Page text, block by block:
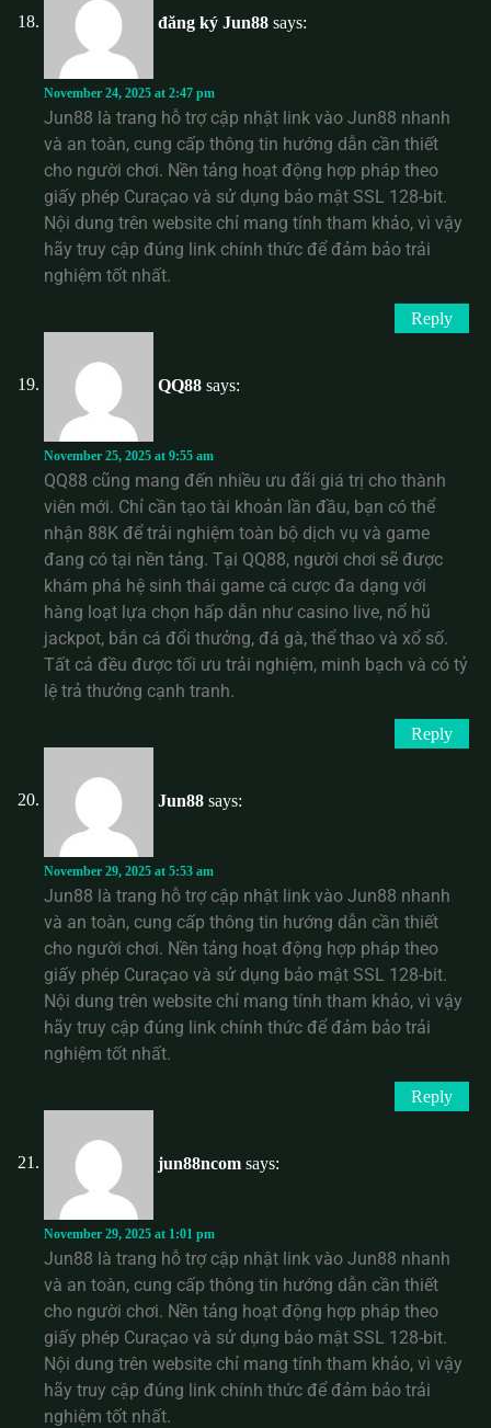
đăng ký Jun88 says:
November 24, 2025 at 2:47 pm
Jun88 là trang hỗ trợ cập nhật link vào Jun88 nhanh
và an toàn, cung cấp thông tin hướng dẫn cần thiết
cho người chơi. Nền tảng hoạt động hợp pháp theo
giấy phép Curaçao và sử dụng bảo mật SSL 128-bit.
Nội dung trên website chỉ mang tính tham khảo, vì vậy
hãy truy cập đúng link chính thức để đảm bảo trải
nghiệm tốt nhất.
Reply
QQ88 says:
November 25, 2025 at 9:55 am
QQ88 cũng mang đến nhiều ưu đãi giá trị cho thành
viên mới. Chỉ cần tạo tài khoản lần đầu, bạn có thể
nhận 88K để trải nghiệm toàn bộ dịch vụ và game
đang có tại nền tảng. Tại QQ88, người chơi sẽ được
khám phá hệ sinh thái game cá cược đa dạng với
hàng loạt lựa chọn hấp dẫn như casino live, nổ hũ
jackpot, bắn cá đổi thưởng, đá gà, thể thao và xổ số.
Tất cả đều được tối ưu trải nghiệm, minh bạch và có tỷ
lệ trả thưởng cạnh tranh.
Reply
Jun88 says:
November 29, 2025 at 5:53 am
Jun88 là trang hỗ trợ cập nhật link vào Jun88 nhanh
và an toàn, cung cấp thông tin hướng dẫn cần thiết
cho người chơi. Nền tảng hoạt động hợp pháp theo
giấy phép Curaçao và sử dụng bảo mật SSL 128-bit.
Nội dung trên website chỉ mang tính tham khảo, vì vậy
hãy truy cập đúng link chính thức để đảm bảo trải
nghiệm tốt nhất.
Reply
jun88ncom says:
November 29, 2025 at 1:01 pm
Jun88 là trang hỗ trợ cập nhật link vào Jun88 nhanh
và an toàn, cung cấp thông tin hướng dẫn cần thiết
cho người chơi. Nền tảng hoạt động hợp pháp theo
giấy phép Curaçao và sử dụng bảo mật SSL 128-bit.
Nội dung trên website chỉ mang tính tham khảo, vì vậy
hãy truy cập đúng link chính thức để đảm bảo trải
nghiệm tốt nhất.